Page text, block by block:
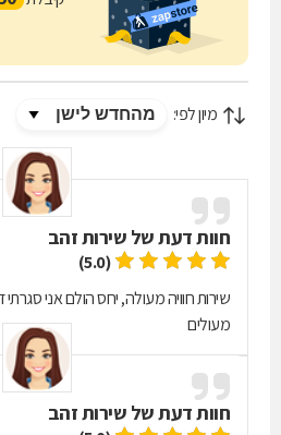
מיון לפי:
חוות דעת של שירות זהב
(5.0)
שירות חוויה מעולה, יחס הולם אני
מעולים
חוות דעת של שירות זהב